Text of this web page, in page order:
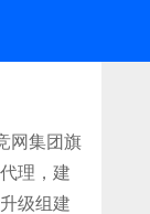
网集团旗
理，建
级组建